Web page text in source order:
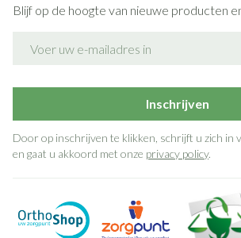
Blijf op de hoogte van nieuwe producten
Inschrijven
Door op inschrijven te klikken, schrijft u zich in
en gaat u akkoord met onze privacy policy.